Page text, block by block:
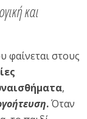
και
φαίνεται στους
,
.Όταν